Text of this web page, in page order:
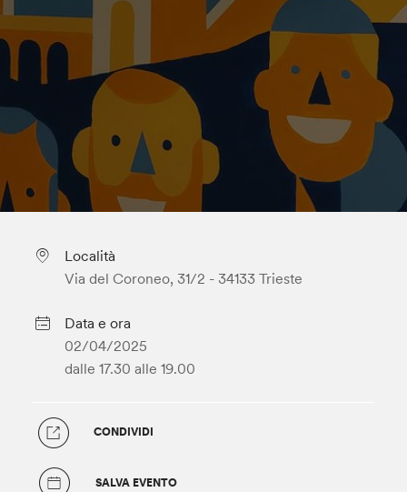
Località
Via del Coroneo, 31/2 - 34133 Trieste
Data e ora
02/04/2025
dalle 17.30 alle 19.00
CONDIVIDI
SALVA EVENTO